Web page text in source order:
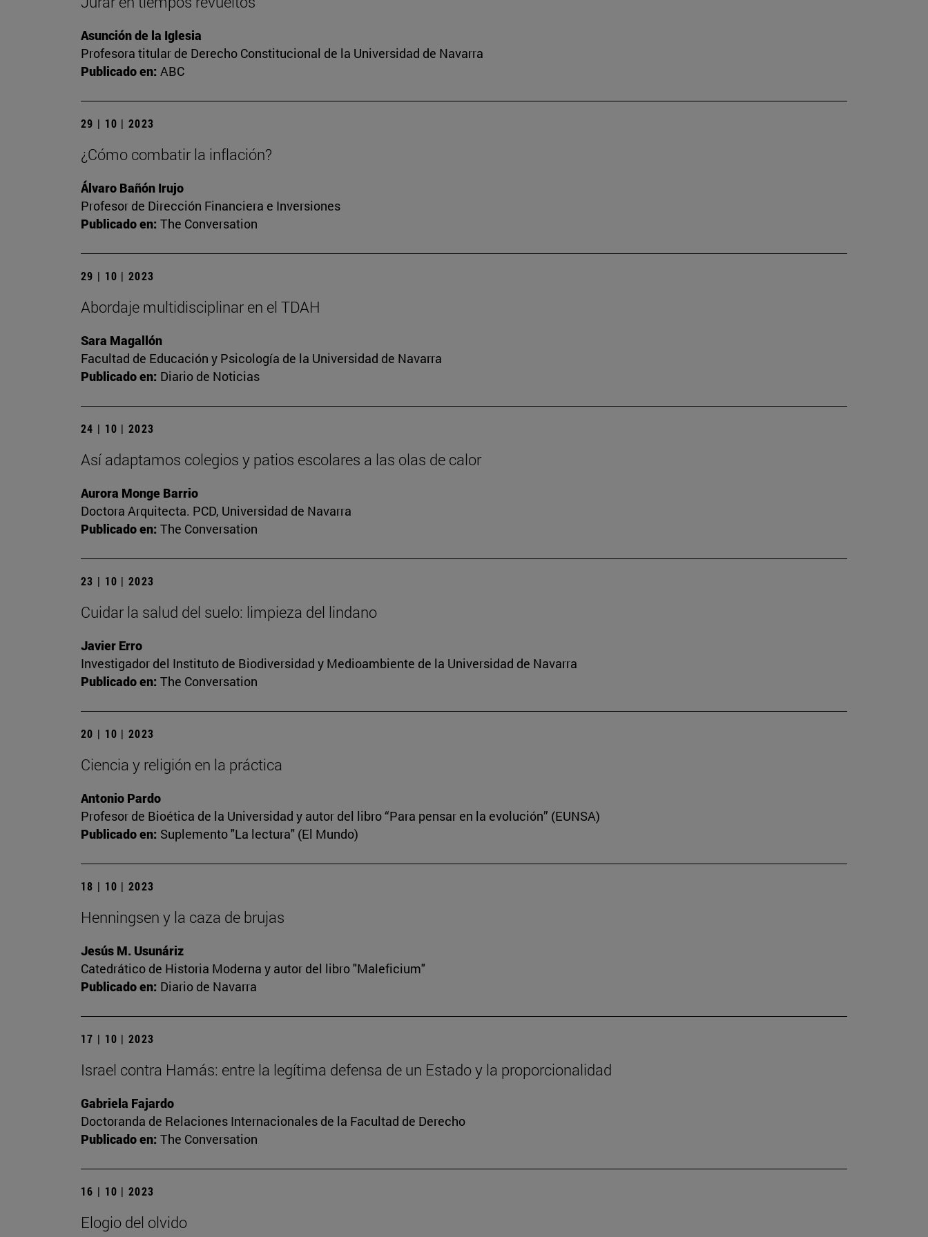
Asunción de la Iglesia
Profesora titular de Derecho Constitucional de la Universidad de Navarra
Publicado en: ABC
29 | 10 | 2023
¿Cómo combatir la inflación?
Álvaro Bañón Irujo
Profesor de Dirección Financiera e Inversiones
Publicado en: The Conversation
29 | 10 | 2023
Abordaje multidisciplinar en el TDAH
Sara Magallón
Facultad de Educación y Psicología de la Universidad de Navarra
Publicado en: Diario de Noticias
24 | 10 | 2023
Así adaptamos colegios y patios escolares a las olas de calor
Aurora Monge Barrio
Doctora Arquitecta. PCD, Universidad de Navarra
Publicado en: The Conversation
23 | 10 | 2023
Cuidar la salud del suelo: limpieza del lindano
Javier Erro
Investigador del Instituto de Biodiversidad y Medioambiente de la Universidad de Navarra
Publicado en: The Conversation
20 | 10 | 2023
Ciencia y religión en la práctica
Antonio Pardo
Profesor de Bioética de la Universidad y autor del libro “Para pensar en la evolución” (EUNSA)
Publicado en: Suplemento "La lectura" (El Mundo)
18 | 10 | 2023
Henningsen y la caza de brujas
Jesús M. Usunáriz
Catedrático de Historia Moderna y autor del libro "Maleficium"
Publicado en: Diario de Navarra
17 | 10 | 2023
Israel contra Hamás: entre la legítima defensa de un Estado y la proporcionalidad
Gabriela Fajardo
Doctoranda de Relaciones Internacionales de la Facultad de Derecho
Publicado en: The Conversation
16 | 10 | 2023
Elogio del olvido